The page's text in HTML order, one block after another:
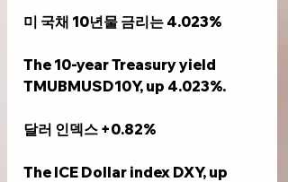
미 국채 10년물 금리는 4.023%
The 10-year Treasury yield
TMUBMUSD10Y, up 4.023%.
달러 인덱스 +0.82%
The ICE Dollar index DXY, up